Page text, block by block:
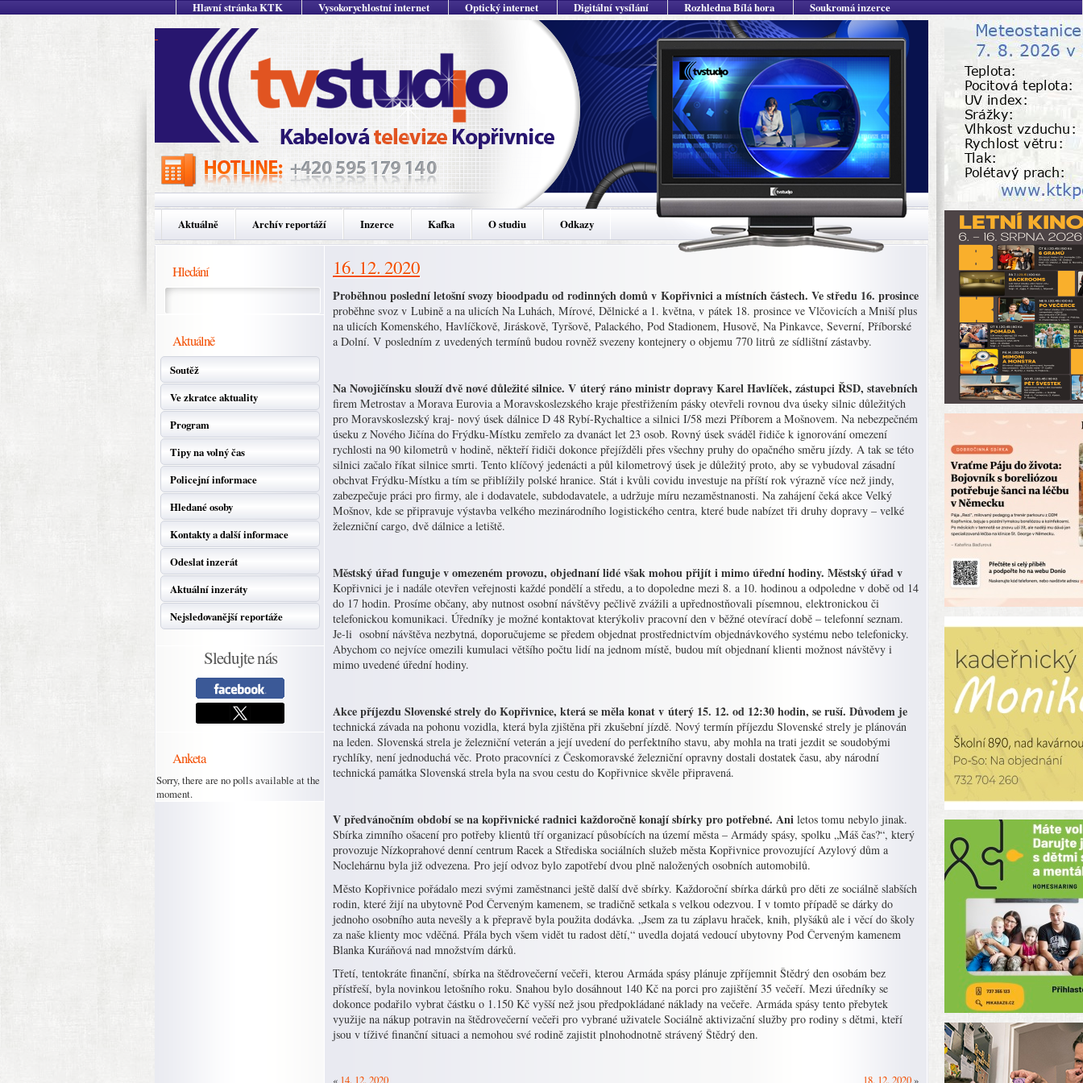
Hlavní stránka KTK Vysokorychlostní internet Optický internet Digitální vysílání Rozhledna Bílá hora Soukromá inzerce
Aktuálně Archív reportáží Inzerce Kafka O studiu Odkazy
Hledání
Aktuálně
Soutěž
Ve zkratce aktuality
Program
Tipy na volný čas
Policejní informace
Hledané osoby
Kontakty a další informace
Odeslat inzerát
Aktuální inzeráty
Nejsledovanější reportáže
Sledujte nás
Anketa
Sorry, there are no polls available at the
moment.
16. 12. 2020
Proběhnou poslední letošní svozy bioodpadu od rodinných domů v Kopřivnici a místních částech. Ve středu 16. prosince
proběhne svoz v Lubině a na ulicích Na Luhách, Mírové, Dělnické a 1. května, v pátek 18. prosince ve Vlčovicích a Mniší plus
na ulicích Komenského, Havlíčkově, Jiráskově, Tyršově, Palackého, Pod Stadionem, Husově, Na Pinkavce, Severní, Příborské
a Dolní. V posledním z uvedených termínů budou rovněž svezeny kontejnery o objemu 770 litrů ze sídlištní zástavby.
Na Novojičínsku slouží dvě nové důležité silnice. V úterý ráno ministr dopravy Karel Havlíček, zástupci ŘSD, stavebních
firem Metrostav a Morava Eurovia a Moravskoslezského kraje přestřižením pásky otevřeli rovnou dva úseky silnic důležitých
pro Moravskoslezský kraj- nový úsek dálnice D 48 Rybí-Rychaltice a silnici I/58 mezi Příborem a Mošnovem. Na nebezpečném
úseku z Nového Jičína do Frýdku-Místku zemřelo za dvanáct let 23 osob. Rovný úsek sváděl řidiče k ignorování omezení
rychlosti na 90 kilometrů v hodině, někteří řidiči dokonce přejížděli přes všechny pruhy do opačného směru jízdy. A tak se této
silnici začalo říkat silnice smrti. Tento klíčový jedenácti a půl kilometrový úsek je důležitý proto, aby se vybudoval zásadní
obchvat Frýdku-Místku a tím se přiblížily polské hranice. Stát i kvůli covidu investuje na příští rok výrazně více než jindy,
zabezpečuje práci pro firmy, ale i dodavatele, subdodavatele, a udržuje míru nezaměstnanosti. Na zahájení čeká akce Velký
Mošnov, kde se připravuje výstavba velkého mezinárodního logistického centra, které bude nabízet tři druhy dopravy – velké
železniční cargo, dvě dálnice a letiště.
Městský úřad funguje v omezeném provozu, objednaní lidé však mohou přijít i mimo úřední hodiny. Městský úřad v
Kopřivnici je i nadále otevřen veřejnosti každé pondělí a středu, a to dopoledne mezi 8. a 10. hodinou a odpoledne v době od 14
do 17 hodin. Prosíme občany, aby nutnost osobní návštěvy pečlivě zvážili a upřednostňovali písemnou, elektronickou či
telefonickou komunikaci. Úředníky je možné kontaktovat kterýkoliv pracovní den v běžné otevírací době – telefonní seznam.
Je-li osobní návštěva nezbytná, doporučujeme se předem objednat prostřednictvím objednávkového systému nebo telefonicky.
Abychom co nejvíce omezili kumulaci většího počtu lidí na jednom místě, budou mít objednaní klienti možnost návštěvy i
mimo uvedené úřední hodiny.
Akce příjezdu Slovenské strely do Kopřivnice, která se měla konat v úterý 15. 12. od 12:30 hodin, se ruší. Důvodem je
technická závada na pohonu vozidla, která byla zjištěna při zkušební jízdě. Nový termín příjezdu Slovenské strely je plánován
na leden. Slovenská strela je železniční veterán a její uvedení do perfektního stavu, aby mohla na trati jezdit se soudobými
rychlíky, není jednoduchá věc. Proto pracovníci z Českomoravské železniční opravny dostali dostatek času, aby národní
technická památka Slovenská strela byla na svou cestu do Kopřivnice skvěle připravená.
V předvánočním období se na kopřivnické radnici každoročně konají sbírky pro potřebné. Ani letos tomu nebylo jinak.
Sbírka zimního ošacení pro potřeby klientů tří organizací působících na území města – Armády spásy, spolku „Máš čas?“, který
provozuje Nízkoprahové denní centrum Racek a Střediska sociálních služeb města Kopřivnice provozující Azylový dům a
Noclehárnu byla již odvezena. Pro její odvoz bylo zapotřebí dvou plně naložených osobních automobilů.
Město Kopřivnice pořádalo mezi svými zaměstnanci ještě další dvě sbírky. Každoroční sbírka dárků pro děti ze sociálně slabších
rodin, které žijí na ubytovně Pod Červeným kamenem, se tradičně setkala s velkou odezvou. I v tomto případě se dárky do
jednoho osobního auta nevešly a k přepravě byla použita dodávka. „Jsem za tu záplavu hraček, knih, plyšáků ale i věcí do školy
za naše klienty moc vděčná. Přála bych všem vidět tu radost dětí,“ uvedla dojatá vedoucí ubytovny Pod Červeným kamenem
Blanka Kuráňová nad množstvím dárků.
Třetí, tentokráte finanční, sbírka na štědrovečerní večeři, kterou Armáda spásy plánuje zpříjemnit Štědrý den osobám bez
přístřeší, byla novinkou letošního roku. Snahou bylo dosáhnout 140 Kč na porci pro zajištění 35 večeří. Mezi úředníky se
dokonce podařilo vybrat částku o 1.150 Kč vyšší než jsou předpokládané náklady na večeře. Armáda spásy tento přebytek
využije na nákup potravin na štědrovečerní večeři pro vybrané uživatele Sociálně aktivizační služby pro rodiny s dětmi, kteří
jsou v tíživé finanční situaci a nemohou své rodině zajistit plnohodnotně strávený Štědrý den.
« 14. 12. 2020 18. 12. 2020»